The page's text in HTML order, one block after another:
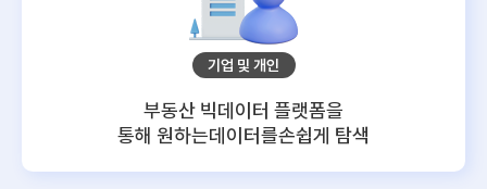
기업 및 개인
부동산 빅데이터 플랫폼을
통해 원하는데이터를손쉽게 탐색